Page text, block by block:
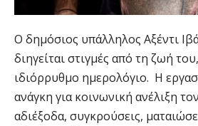
Ο δημόσιος υπάλληλος Αξέντι
διηγείται στιγμές από τη ζωή
ιδιόρρυθμο ημερολόγιο. H
ανάγκη για κοινωνική ανέλιξη
αδιέξοδα, συγκρούσεις,